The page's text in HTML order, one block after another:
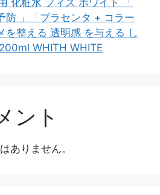
化粧水 フィス ホワイト 「
防 」「プラセンタ + コラー
を整える 透明感 を与える し
WHITH WHITE
ント
ありません。